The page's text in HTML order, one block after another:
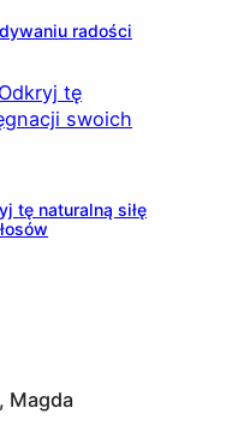
radości
tę naturalną siłę
Magda